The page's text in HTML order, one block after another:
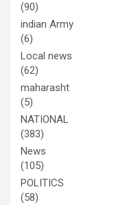
(90)
indian Army
(6)
Local news
(62)
maharasht
(5)
NATIONAL
(383)
News
(105)
POLITICS
(58)